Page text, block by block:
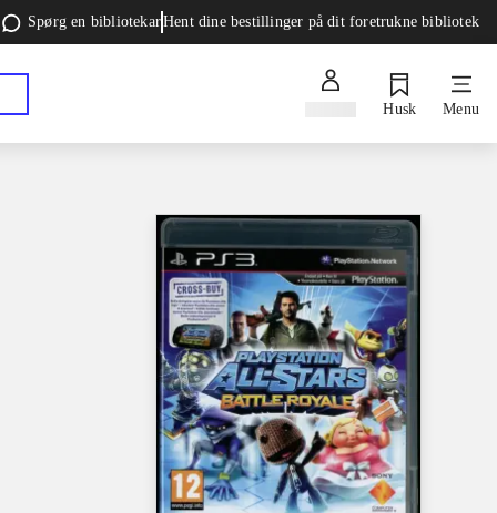
Spørg en bibliotekarHent dine bestillinger på dit foretrukne bibliotek
Husk Menu